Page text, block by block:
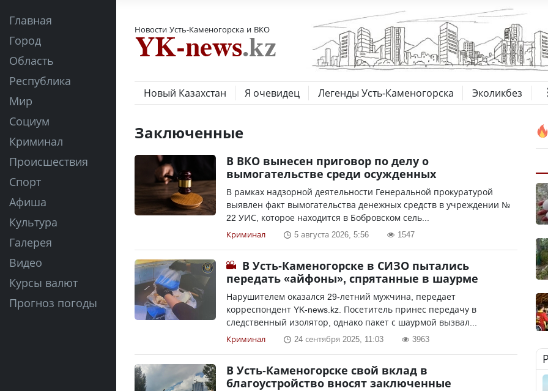
Главная
Город
Область
Республика
Мир
Социум
Криминал
Происшествия
Спорт
Афиша
Культура
Галерея
Видео
Курсы валют
Прогноз погоды
Новости Усть-Каменогорска и ВКО
Новый Казахстан Я очевидец Легенды Усть-Каменогорска Эколикбез
Заключенные
В ВКО вынесен приговор по делу о
вымогательстве среди осужденных
В рамках надзорной деятельности Генеральной прокуратурой
выявлен факт вымогательства денежных средств в учреждении №
22 УИС, которое находится в Бобровском сель...
Криминал 5 августа 2026, 5:56 1547
В Усть-Каменогорске в СИЗО пытались
передать «айфоны», спрятанные в шаурме
Нарушителем оказался 29-летний мужчина, передает
корреспондент YK-news.kz. Посетитель принес передачу в
следственный изолятор, однако пакет с шаурмой вызвал...
Криминал 24 сентября 2025, 11:03 3963
В Усть-Каменогорске свой вклад в
благоустройство вносят заключенные